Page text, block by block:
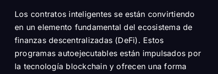
Los contratos inteligentes se están convirtiendo
en un elemento fundamental del ecosistema de
finanzas descentralizadas (DeFi). Estos
programas autoejecutables están impulsados por
la tecnología blockchain y ofrecen una forma